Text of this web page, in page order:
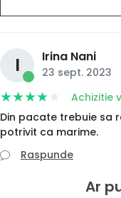
I Irina Nani
23 sept. 2023
Achizitie
Din pacate trebuie sa
potrivit ca marime.
Raspunde
Ar